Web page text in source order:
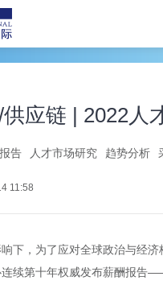
应链 | 2022人
告 人才市场研究 趋势分析
11:58
下，为了应对全球政治与经
续第十年权威发布薪酬报告